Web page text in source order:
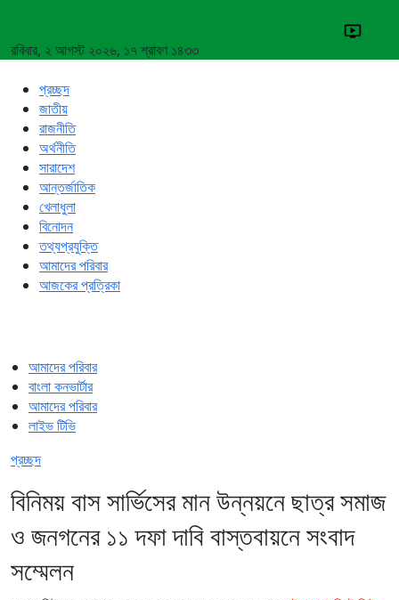
রবিবার, ২ আগস্ট ২০২৬, ১৭ শ্রাবণ ১৪৩৩
প্রচ্ছদ
জাতীয়
রাজনীতি
অর্থনীতি
সারাদেশ
আন্তর্জাতিক
খেলাধুলা
বিনোদন
তথ্যপ্রযুক্তি
আমাদের পরিবার
আজকের প্রত্রিকা
আমাদের পরিবার
বাংলা কনভার্টার
আমাদের পরিবার
লাইভ টিভি
প্রচ্ছদ
বিনিময় বাস সার্ভিসের মান উন্নয়নে ছাত্র সমাজ
ও জনগনের ১১ দফা দাবি বাস্তবায়নে সংবাদ
সম্মেলন